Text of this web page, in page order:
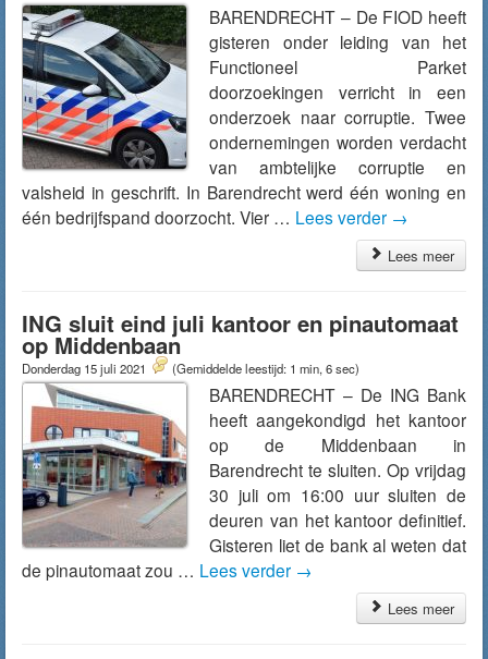
BARENDRECHT – De FIOD heeft
gisteren onder leiding van het
Functioneel Parket
doorzoekingen verricht in een
onderzoek naar corruptie. Twee
ondernemingen worden verdacht
van ambtelijke corruptie en
valsheid in geschrift. In Barendrecht werd één woning en
één bedrijfspand doorzocht. Vier … Lees verder →
Lees meer
ING sluit eind juli kantoor en pinautomaat
op Middenbaan
Donderdag 15 juli 2021 (Gemiddelde leestijd: 1 min, 6 sec)
BARENDRECHT – De ING Bank
heeft aangekondigd het kantoor
op de Middenbaan in
Barendrecht te sluiten. Op vrijdag
30 juli om 16:00 uur sluiten de
deuren van het kantoor definitief.
Gisteren liet de bank al weten dat
de pinautomaat zou … Lees verder →
Lees meer